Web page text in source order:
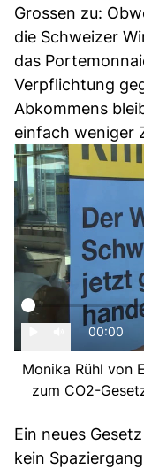
Grossen zu:
die Schweizer
das
Verpflichtung
Abkommens
einfach weniger
00:00
Monika Rühl von
zum CO2-
Ein neues
kein